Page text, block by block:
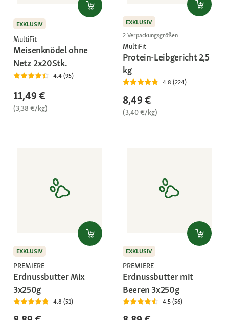
EXKLUSIV
MultiFit
Meisenknödel ohne
Netz 2x20Stk.
4.4 (95)
11,49 €
(3,38 €/kg)
EXKLUSIV
2 Verpackungsgrößen
MultiFit
Protein-Leibgericht 2,5
kg
4.8 (224)
8,49 €
(3,40 €/kg)
EXKLUSIV
PREMIERE
Erdnussbutter Mix
3x250g
4.8 (51)
EXKLUSIV
PREMIERE
Erdnussbutter mit
Beeren 3x250g
4.5 (56)